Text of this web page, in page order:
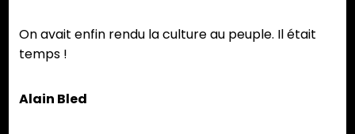
On avait enfin rendu la culture au peuple. Il était
temps !
Alain Bled